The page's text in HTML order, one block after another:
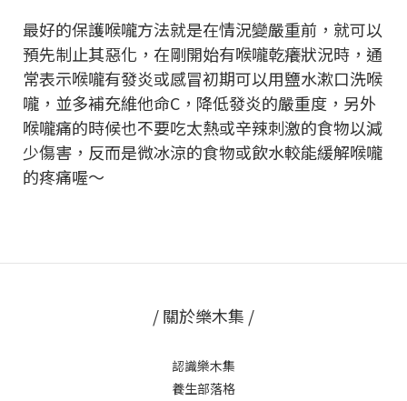
最好的保護喉嚨方法就是在情況變嚴重前，就可以
預先制止其惡化，在剛開始有喉嚨乾癢狀況時，通
常表示喉嚨有發炎或感冒初期可以用鹽水漱口洗喉
嚨，並多補充維他命C，降低發炎的嚴重度，另外
喉嚨痛的時候也不要吃太熱或辛辣刺激的食物以減
少傷害，反而是微冰涼的食物或飲水較能緩解喉嚨
的疼痛喔～
/ 關於樂木集 /
認識樂木集
養生部落格